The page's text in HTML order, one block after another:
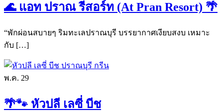
🌊 แอท ปราณ รีสอร์ท (At Pran Resort) 🌴
“พักผ่อนสบายๆ ริมทะเลปราณบุรี บรรยากาศเงียบสงบ เหมาะ
กับ […]
พ.ค. 29
🌴🐾 หัวปลี เลซี่ บีช